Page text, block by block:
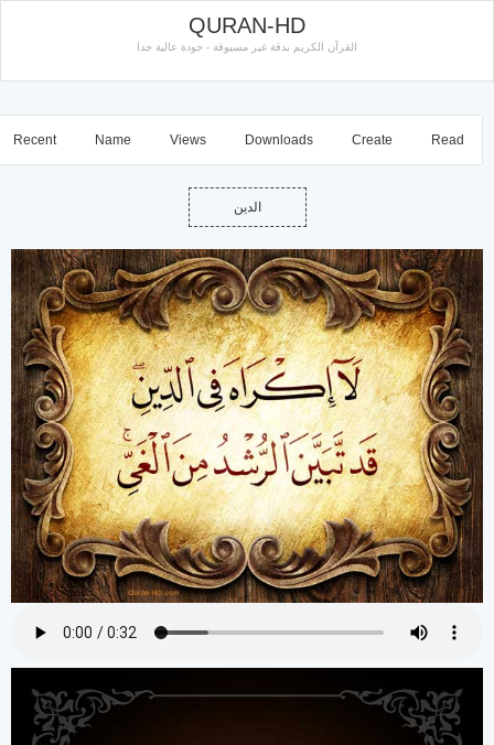
QURAN-HD
القرآن الكريم بدقة غير مسبوقة - جودة عالية جدا
Recent Name Views Downloads Create Read
الدين